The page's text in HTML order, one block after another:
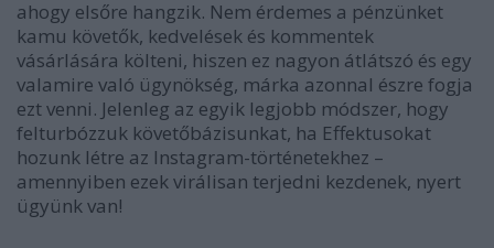
ahogy elsőre hangzik. Nem érdemes a pénzünket
kamu követők, kedvelések és kommentek
vásárlására költeni, hiszen ez nagyon átlátszó és egy
valamire való ügynökség, márka azonnal észre fogja
ezt venni. Jelenleg az egyik legjobb módszer, hogy
felturbózzuk követőbázisunkat, ha Effektusokat
hozunk létre az Instagram-történetekhez –
amennyiben ezek virálisan terjedni kezdenek, nyert
ügyünk van!